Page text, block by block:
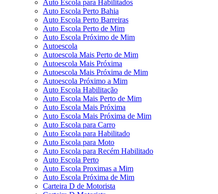
Auto Escola para Habilitados
Auto Escola Perto Bahia
Auto Escola Perto Barreiras
Auto Escola Perto de Mim
Auto Escola Próximo de Mim
Autoescola
Autoescola Mais Perto de Mim
Autoescola Mais Próxima
Autoescola Mais Próxima de Mim
Autoescola Próximo a Mim
Auto Escola Habilitação
Auto Escola Mais Perto de Mim
Auto Escola Mais Próxima
Auto Escola Mais Próxima de Mim
Auto Escola para Carro
Auto Escola para Habilitado
Auto Escola para Moto
Auto Escola para Recém Habilitado
Auto Escola Perto
Auto Escola Proximas a Mim
Auto Escola Próxima de Mim
Carteira D de Motorista